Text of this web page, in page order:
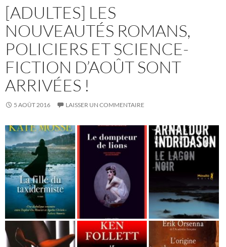
[ADULTES] LES
NOUVEAUTÉS ROMANS,
POLICIERS ET SCIENCE-
FICTION D’AOÛT SONT
ARRIVÉES !
5 AOÛT 2016 LAISSER UN COMMENTAIRE